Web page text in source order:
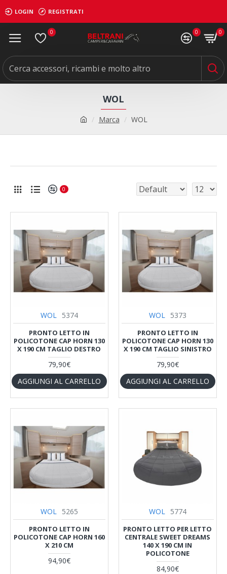
LOGIN REGISTRATI
0 0 0
Marca WOL
WOL
0
WOL 5374
PRONTO LETTO IN
POLICOTONE CAP HORN 130
X 190 CM TAGLIO DESTRO
79,90€
AGGIUNGI AL CARRELLO
WOL 5373
PRONTO LETTO IN
POLICOTONE CAP HORN 130
X 190 CM TAGLIO SINISTRO
79,90€
AGGIUNGI AL CARRELLO
WOL 5265
PRONTO LETTO IN
POLICOTONE CAP HORN 160
X 210 CM
94,90€
WOL 5774
PRONTO LETTO PER LETTO
CENTRALE SWEET DREAMS
140 X 190 CM IN
POLICOTONE
84,90€